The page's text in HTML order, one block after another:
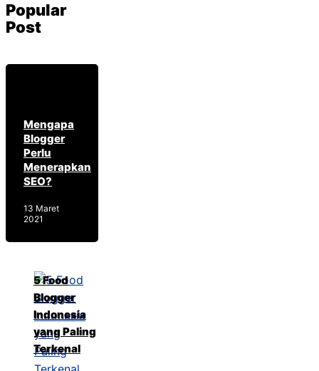
Popular
Post
Mengapa
Blogger
Perlu
Menerapkan
SEO?
13 Maret
2021
5 Food
Blogger
Indonesia
yang Paling
Terkenal